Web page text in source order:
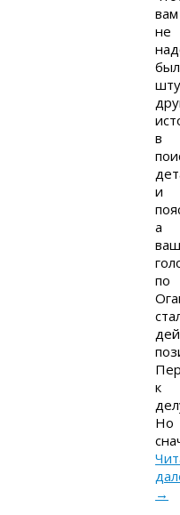
вам
не
в
и
а
по
к
Но
→